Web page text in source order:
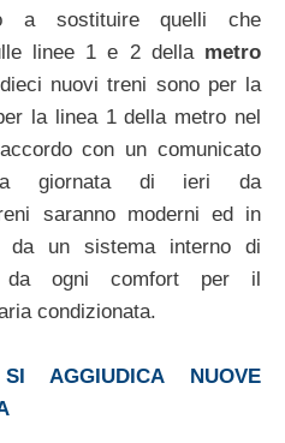
a sostituire quelli che
linee 1 e 2 della metro
nuovi treni sono per la
la linea 1 della metro nel
con un comunicato
giornata di ieri da
saranno moderni ed in
da un sistema interno di
da ogni comfort per il
condizionata.
AGGIUDICA NUOVE